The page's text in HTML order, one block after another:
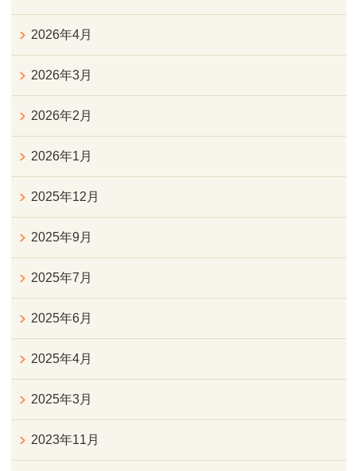
2026年4月
2026年3月
2026年2月
2026年1月
2025年12月
2025年9月
2025年7月
2025年6月
2025年4月
2025年3月
2023年11月